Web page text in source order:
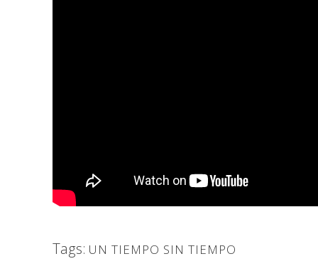
Tags: UN TIEMPO SIN TIEMPO